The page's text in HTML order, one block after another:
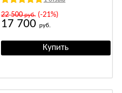
22 500руб.(-21%)
17 700 руб.